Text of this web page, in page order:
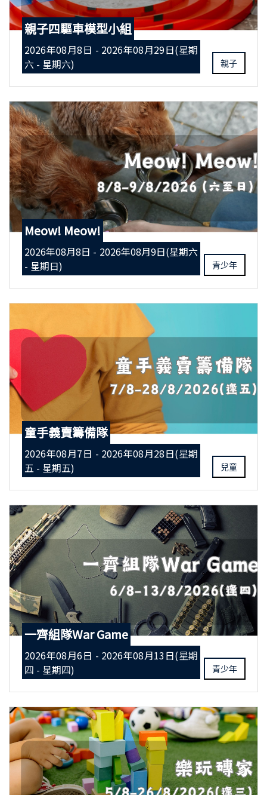
親子四驅車模型小組
2026年08月8日 - 2026年08月29日(星期
六 - 星期六)
親子
Meow! Meow!
2026年08月8日 - 2026年08月9日(星期六
- 星期日)
青少年
童手義賣籌備隊
2026年08月7日 - 2026年08月28日(星期
五 - 星期五)
兒童
一齊組隊War Game
2026年08月6日 - 2026年08月13日(星期
四 - 星期四)
青少年